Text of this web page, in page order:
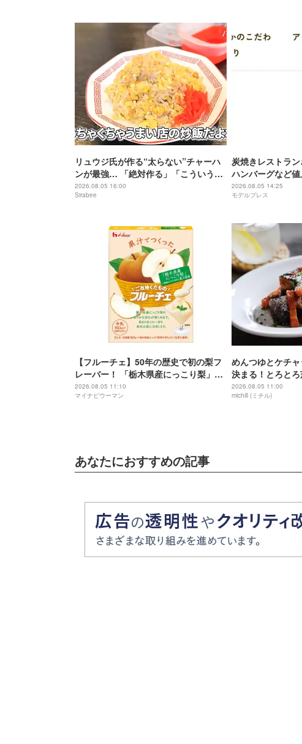
リュウジ氏が作る“太らない”チャーハ
ンが最強… 「絶対作る」「こういうの
待ってた」
2026.08.05 16:00
Sirabee
炭焼きレストラ
ハンバーグなど
メニュー終了へ「
い局面」
2026.08.05 14:25
モデルプレス
【フルーチェ】50年の歴史で初の梨フ
レーバー！ 「栃木県産にっこり梨」果
汁を使用した「ご当地くだものフルー
チェ」新発売
2026.08.05 11:10
マイナビウーマン
めんつゆとケチ
決まる！とろと
単ケチャップ炒め
2026.08.05 11:00
michill (ミチル)
あなたにおすすめの記事